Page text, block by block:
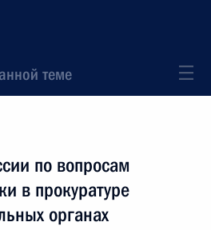
теме
по вопросам
в прокуратуре
органах